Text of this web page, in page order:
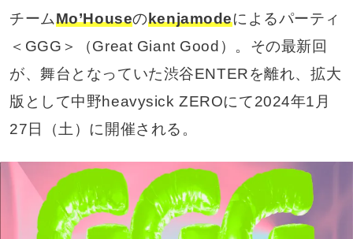
チームMo’Houseのkenjamodeによるパーティ
＜GGG＞（Great Giant Good）。その最新回
が、舞台となっていた渋谷ENTERを離れ、拡大
版として中野heavysick ZEROにて2024年1月
27日（土）に開催される。